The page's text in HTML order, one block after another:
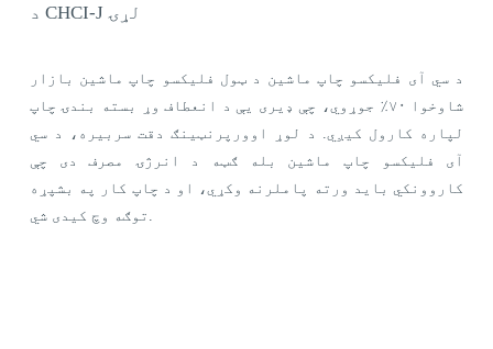
د CHCI-J لړۍ
د سي آی فلیکسو چاپ ماشین د ټول فلیکسو چاپ ماشین بازار
شاوخوا ۷۰٪ جوړوي، چې ډیری یې د انعطاف وړ بسته بندۍ چاپ
لپاره کارول کیږي. د لوړ اوورپرنټینګ دقت سربیره، د سي
آی فلیکسو چاپ ماشین بله ګټه د انرژۍ مصرف دی چې
کاروونکي باید ورته پاملرنه وکړي، او د چاپ کار په بشپړه